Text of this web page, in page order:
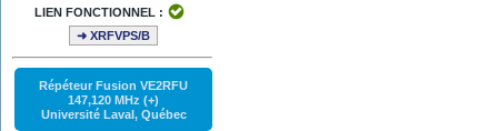
LIEN FONCTIONNEL :
➜ XRFVPS/B
Répéteur Fusion VE2RFU
147,120 MHz (+)
Université Laval, Québec